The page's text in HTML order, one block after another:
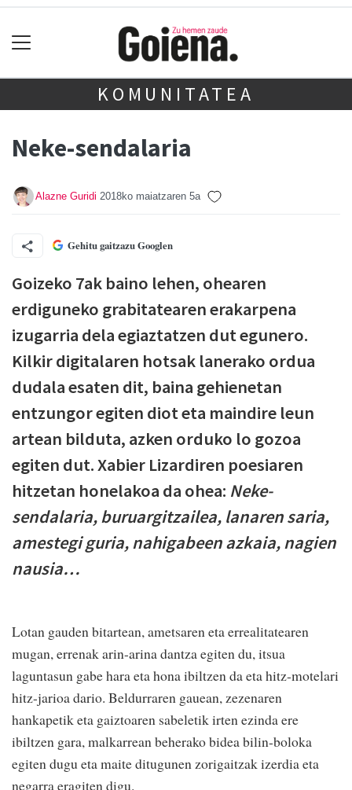
KOMUNITATEA
Neke-sendalaria
Alazne Guridi 2018ko maiatzaren 5a
Gehitu gaitzazu Googlen
Goizeko 7ak baino lehen, ohearen
erdiguneko grabitatearen erakarpena
izugarria dela egiaztatzen dut egunero.
Kilkir digitalaren hotsak lanerako ordua
dudala esaten dit, baina gehienetan
entzungor egiten diot eta maindire leun
artean bilduta, azken orduko lo gozoa
egiten dut. Xabier Lizardiren poesiaren
hitzetan honelakoa da ohea: Neke-
sendalaria, buruargitzailea, lanaren saria,
amestegi guria, nahigabeen azkaia, nagien
nausia…
Lotan gauden bitartean, ametsaren eta errealitatearen
mugan, errenak arin-arina dantza egiten du, itsua
laguntasun gabe hara eta hona ibiltzen da eta hitz-motelari
hitz-jarioa dario. Beldurraren gauean, zezenaren
hankapetik eta gaiztoaren sabeletik irten ezinda ere
ibiltzen gara, malkarrean beherako bidea bilin-boloka
egiten dugu eta maite ditugunen zorigaitzak izerdia eta
negarra eragiten digu.